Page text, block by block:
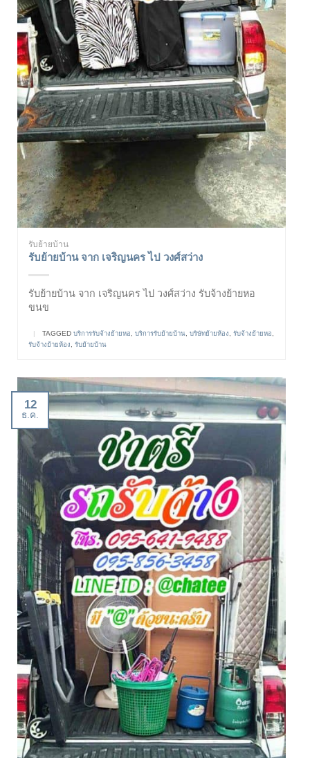
รับย้ายบ้าน
รับย้ายบ้าน จาก เจริญนคร ไป วงศ์สว่าง
รับย้ายบ้าน จาก เจริญนคร ไป วงศ์สว่าง รับจ้างย้ายหอ
ขนข
| TAGGED บริการรับจ้างย้ายหอ บริการรับย้ายบ้าน บริษัทย้ายห้อง รับจ้างย้ายหอ
รับจ้างย้ายห้อง
รับย้ายบ้าน
12
ธ.ค.